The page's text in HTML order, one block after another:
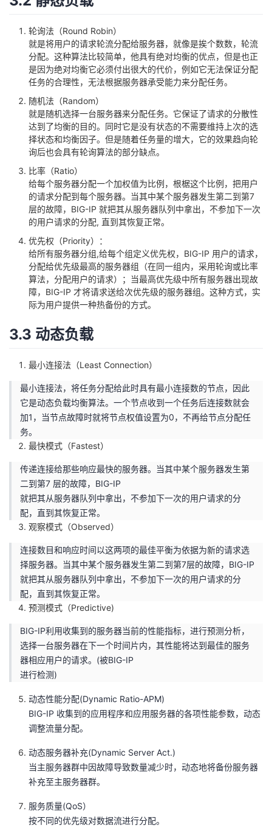
轮询法（Round Robin）
就是将用户的请求轮流分配给服务器，就像是挨个数数，轮流
分配。这种算法比较简单，他具有绝对均衡的优点，但是也正
是因为绝对均衡它必须付出很大的代价，例如它无法保证分配
任务的合理性，无法根据服务器承受能力来分配任务。
随机法（Random）
就是随机选择一台服务器来分配任务。它保证了请求的分散性
达到了均衡的目的。同时它是没有状态的不需要维持上次的选
择状态和均衡因子。但是随着任务量的增大，它的效果趋向轮
询后也会具有轮询算法的部分缺点。
比率（Ratio）
给每个服务器分配一个加权值为比例，根椐这个比例，把用户
的请求分配到每个服务器。当其中某个服务器发生第二到第7
层的故障，BIG-IP 就把其从服务器队列中拿出，不参加下一次
的用户请求的分配, 直到其恢复正常。
优先权（Priority）：
给所有服务器分组,给每个组定义优先权，BIG-IP 用户的请求，
分配给优先级最高的服务器组（在同一组内，采用轮询或比率
算法，分配用户的请求）；当最高优先级中所有服务器出现故
障，BIG-IP 才将请求送给次优先级的服务器组。这种方式，实
际为用户提供一种热备份的方式。
3.3 动态负载
最小连接法（Least Connection）
最小连接法，将任务分配给此时具有最小连接数的节点，因此
它是动态负载均衡算法。一个节点收到一个任务后连接数就会
加1，当节点故障时就将节点权值设置为0，不再给节点分配任
务。
最快模式（Fastest）
传递连接给那些响应最快的服务器。当其中某个服务器发生第
二到第7 层的故障，BIG-IP
就把其从服务器队列中拿出，不参加下一次的用户请求的分
配，直到其恢复正常。
观察模式（Observed）
连接数目和响应时间以这两项的最佳平衡为依据为新的请求选
择服务器。当其中某个服务器发生第二到第7层的故障，BIG-IP
就把其从服务器队列中拿出，不参加下一次的用户请求的分
配，直到其恢复正常。
预测模式（Predictive)
BIG-IP利用收集到的服务器当前的性能指标，进行预测分析，
选择一台服务器在下一个时间片内，其性能将达到最佳的服务
器相应用户的请求。(被BIG-IP
进行检测)
动态性能分配(Dynamic Ratio-APM)
BIG-IP 收集到的应用程序和应用服务器的各项性能参数，动态
调整流量分配。
动态服务器补充(Dynamic Server Act.)
当主服务器群中因故障导致数量减少时，动态地将备份服务器
补充至主服务器群。
服务质量(QoS）
按不同的优先级对数据流进行分配。